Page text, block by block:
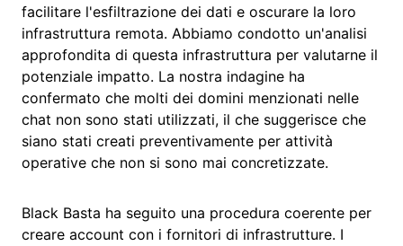
facilitare l'esfiltrazione dei dati e oscurare la loro
infrastruttura remota. Abbiamo condotto un'analisi
approfondita di questa infrastruttura per valutarne il
potenziale impatto. La nostra indagine ha
confermato che molti dei domini menzionati nelle
chat non sono stati utilizzati, il che suggerisce che
siano stati creati preventivamente per attività
operative che non si sono mai concretizzate.
Black Basta ha seguito una procedura coerente per
creare account con i fornitori di infrastrutture. I